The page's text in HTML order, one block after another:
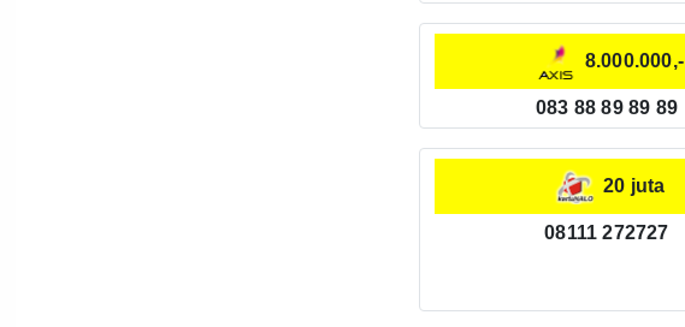
8.000.000,-
083 88 89 89 89
20 juta
08111 272727